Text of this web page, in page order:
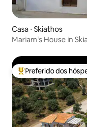
Casa ⋅ Skiathos
Mariam's House in
Entre os melhores
Preferido dos